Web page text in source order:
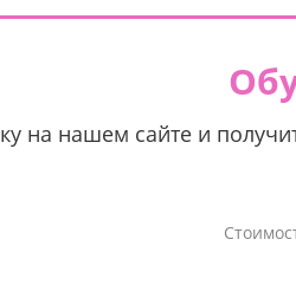
на нашем сайте и